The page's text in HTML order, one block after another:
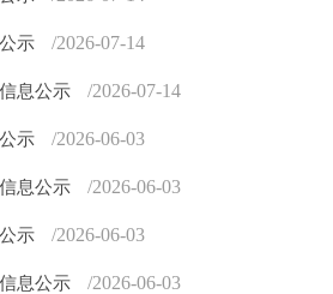
示 /2026-07-14
息公示 /2026-07-14
示 /2026-06-03
息公示 /2026-06-03
示 /2026-06-03
息公示 /2026-06-03